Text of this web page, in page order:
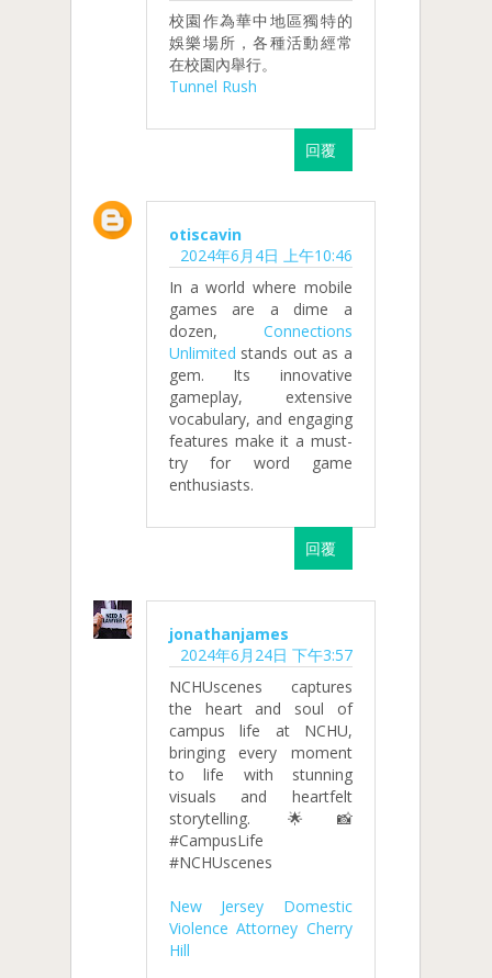
校園作為華中地區獨特的
娛樂場所，各種活動經常
在校園內舉行。
Tunnel Rush
回覆
otiscavin
2024年6月4日 上午10:46
In a world where mobile
games are a dime a
dozen, Connections
Unlimited stands out as a
gem. Its innovative
gameplay, extensive
vocabulary, and engaging
features make it a must-
try for word game
enthusiasts.
回覆
jonathanjames
2024年6月24日 下午3:57
NCHUscenes captures
the heart and soul of
campus life at NCHU,
bringing every moment
to life with stunning
visuals and heartfelt
storytelling. 🌟📸
#CampusLife
#NCHUscenes
New Jersey Domestic
Violence Attorney Cherry
Hill